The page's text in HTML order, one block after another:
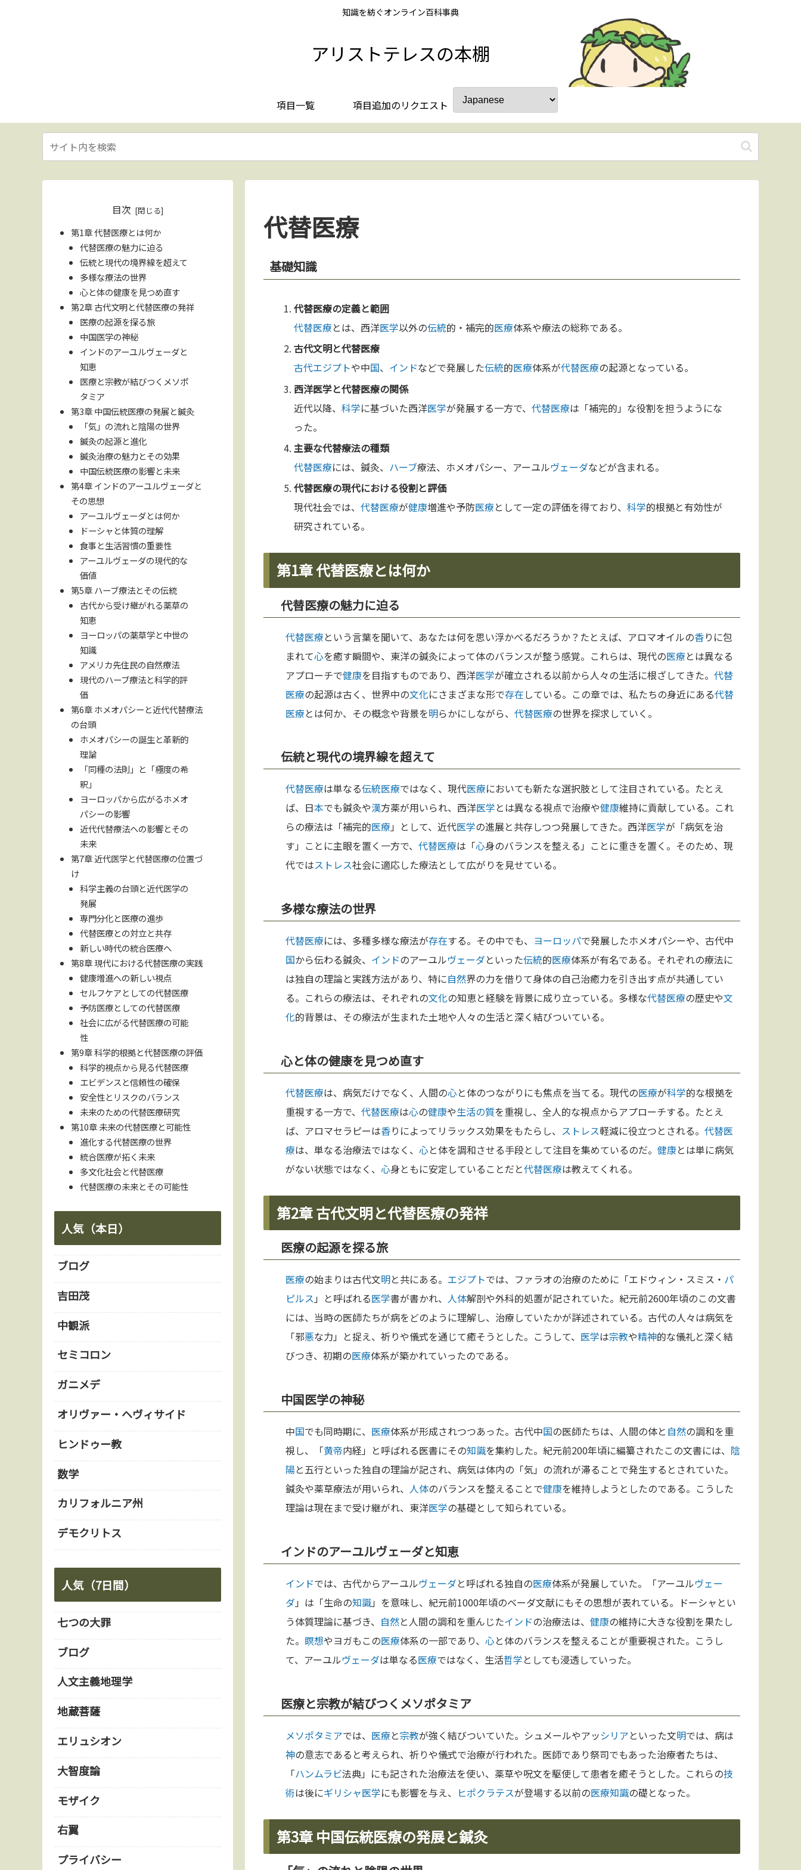
知識を紡ぐオンライン百科事典
アリストテレスの本棚
項目一覧 項目追加のリクエスト
代替医療
基礎知識
代替医療の定義と範囲
代替医療とは、西洋医学以外の伝統的・補完的医療体系や療法の総称である。
古代文明と代替医療
古代エジプトや中国、 インドなどで発展した伝統的医療体系が代替医療の起源となっている。
西洋医学と代替医療の関係
近代以降、科学に基づいた西洋医学が発展する一方で、代替医療は「補完的」な役割を担うようにな
った。
主要な代替療法の種類
代替医療には、鍼灸、 ハーブ療法、ホメオパシー、アーユルヴェーダなどが含まれる。
代替医療の現代における役割と評価
現代社会では、代替医療が健康増進や予防医療として一定の評価を得ており、科学的根拠と有効性が
研究されている。
第1章 代替医療とは何か
代替医療の魅力に迫る
代替医療という言葉を聞いて、あなたは何を思い浮かべるだろうか？たとえば、アロマオイルの香りに包
まれて心を癒す瞬間や、東洋の鍼灸によって体のバランスが整う感覚。これらは、現代の医療とは異なる
アプローチで健康を目指すものであり、西洋医学が確立される以前から人々の生活に根ざしてきた。 代替
医療の起源は古く、世界中の文化にさまざまな形で存在している。この章では、私たちの身近にある代替
医療とは何か、その概念や背景を明らかにしながら、 代替医療の世界を探求していく。
伝統と現代の境界線を超えて
代替医療は単なる伝統医療ではなく、現代医療においても新たな選択肢として注目されている。たとえ
ば、日本でも鍼灸や漢方薬が用いられ、西洋医学とは異なる視点で治療や健康維持に貢献している。これ
らの療法は「補完的医療 」として、近代医学の進展と共存しつつ発展してきた。西洋医学が「病気を治
す」ことに主眼を置く一方で、 代替医療は「心身のバランスを整える」ことに重きを置く。そのため、現
代ではストレス社会に適応した療法として広がりを見せている。
多様な療法の世界
代替医療には、多種多様な療法が存在する。その中でも、 ヨーロッパで発展したホメオパシーや、古代中
国から伝わる鍼灸、 インドのアーユルヴェーダといった伝統的医療体系が有名である。それぞれの療法に
は独自の理論と実践方法があり、特に自然界の力を借りて身体の自己治癒力を引き出す点が共通してい
る。これらの療法は、それぞれの文化の知恵と経験を背景に成り立っている。多様な代替医療の歴史や文
化的背景は、その療法が生まれた土地や人々の生活と深く結びついている。
心と体の健康を見つめ直す
代替医療は、病気だけでなく、人間の心と体のつながりにも焦点を当てる。現代の医療が科学的な根拠を
重視する一方で、 代替医療は心の健康や生活の質を重視し、全人的な視点からアプローチする。たとえ
ば、アロマセラピーは香りによってリラックス効果をもたらし、 ストレス軽減に役立つとされる。 代替医
療は、単なる治療法ではなく、 心と体を調和させる手段として注目を集めているのだ。 健康とは単に病気
がない状態ではなく、 心身ともに安定していることだと代替医療は教えてくれる。
第2章 古代文明と代替医療の発祥
医療の起源を探る旅
医療の始まりは古代文明と共にある。 エジプトでは、ファラオの治療のために「エドウィン・スミス・ パ
ピルス 」と呼ばれる医学書が書かれ、 人体解剖や外科的処置が記されていた。紀元前2600年頃のこの文書
には、当時の医師たちが病をどのように理解し、治療していたかが詳述されている。古代の人々は病気を
「邪悪な力」と捉え、祈りや儀式を通じて癒そうとした。こうして、 医学は宗教や精神的な儀礼と深く結
びつき、初期の医療体系が築かれていったのである。
中国医学の神秘
中国でも同時期に、 医療体系が形成されつつあった。古代中国の医師たちは、人間の体と 自然の調和を重
視し、「黄帝内経」と呼ばれる医書にその知識を集約した。紀元前200年頃に編纂されたこの文書には、 陰
陽と五行といった独自の理論が記され、病気は体内の「気」の流れが滞ることで発生するとされていた。
鍼灸や薬草療法が用いられ、 人体のバランスを整えることで健康を維持しようとしたのである。こうした
理論は現在まで受け継がれ、東洋医学の基礎として知られている。
インドのアーユルヴェーダと知恵
インドでは、古代からアーユルヴェーダと呼ばれる独自の医療体系が発展していた。「アーユルヴェー
ダ」は「生命の知識」を意味し、紀元前1000年頃のベーダ文献にもその思想が表れている。ドーシャとい
う体質理論に基づき、 自然と人間の調和を重んじたインドの治療法は、 健康の維持に大きな役割を果たし
た。 瞑想やヨガもこの医療体系の一部であり、 心と体のバランスを整えることが重要視された。こうし
て、アーユルヴェーダは単なる医療ではなく、生活哲学としても浸透していった。
医療と宗教が結びつくメソポタミア
メソポタミアでは、 医療と宗教が強く結びついていた。シュメールやアッシリアといった文明では、病は
神の意志であると考えられ、祈りや儀式で治療が行われた。医師であり祭司でもあった治療者たちは、
「ハンムラビ法典」にも記された治療法を使い、薬草や呪文を駆使して患者を癒そうとした。これらの技
術は後にギリシャ医学にも影響を与え、 ヒポクラテスが登場する以前の医療知識の礎となった。
第3章 中国伝統医療の発展と鍼灸
目次
第1章 代替医療とは何か
代替医療の魅力に迫る
伝統と現代の境界線を超えて
多様な療法の世界
心と体の健康を見つめ直す
第2章 古代文明と代替医療の発祥
医療の起源を探る旅
中国医学の神秘
インドのアーユルヴェーダと
知恵
医療と宗教が結びつくメソポ
タミア
第3章 中国伝統医療の発展と鍼灸
「気」の流れと陰陽の世界
鍼灸の起源と進化
鍼灸治療の魅力とその効果
中国伝統医療の影響と未来
第4章 インドのアーユルヴェーダと
その思想
アーユルヴェーダとは何か
ドーシャと体質の理解
食事と生活習慣の重要性
アーユルヴェーダの現代的な
価値
第5章 ハーブ療法とその伝統
古代から受け継がれる薬草の
知恵
ヨーロッパの薬草学と中世の
知識
アメリカ先住民の自然療法
現代のハーブ療法と科学的評
価
第6章 ホメオパシーと近代代替療法
の台頭
ホメオパシーの誕生と革新的
理論
「同種の法則」と「極度の希
釈」
ヨーロッパから広がるホメオ
パシーの影響
近代代替療法への影響とその
未来
第7章 近代医学と代替医療の位置づ
け
科学主義の台頭と近代医学の
発展
専門分化と医療の進歩
代替医療との対立と共存
新しい時代の統合医療へ
第8章 現代における代替医療の実践
健康増進への新しい視点
セルフケアとしての代替医療
予防医療としての代替医療
社会に広がる代替医療の可能
性
第9章 科学的根拠と代替医療の評価
科学的視点から見る代替医療
エビデンスと信頼性の確保
安全性とリスクのバランス
未来のための代替医療研究
第10章 未来の代替医療と可能性
進化する代替医療の世界
統合医療が拓く未来
多文化社会と代替医療
代替医療の未来とその可能性
人気（本日）
ブログ
吉田茂
中観派
セミコロン
ガニメデ
オリヴァー・ヘヴィサイド
ヒンドゥー教
数学
カリフォルニア州
デモクリトス
人気（7日間）
七つの大罪
ブログ
人文主義地理学
地蔵菩薩
エリュシオン
大智度論
モザイク
右翼
プライバシー